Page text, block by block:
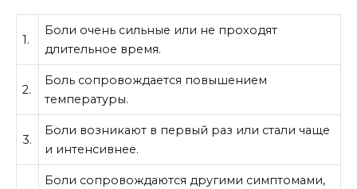
1.
Боли очень сильные или не проходят
длительное время.
2.
Боль сопровождается повышением
температуры.
3.
Боли возникают в первый раз или стали чаще
и интенсивнее.
Боли сопровождаются другими симптомами,